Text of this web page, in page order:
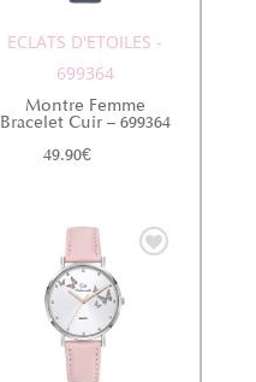
ECLATS D'ETOILES -
699364
Montre Femme
Bracelet Cuir – 699364
49.90€